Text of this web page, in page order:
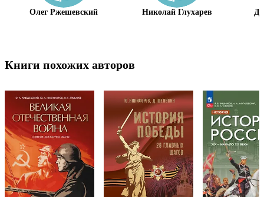
Олег Ржешевский Николай Глухарев
Книги похожих авторов